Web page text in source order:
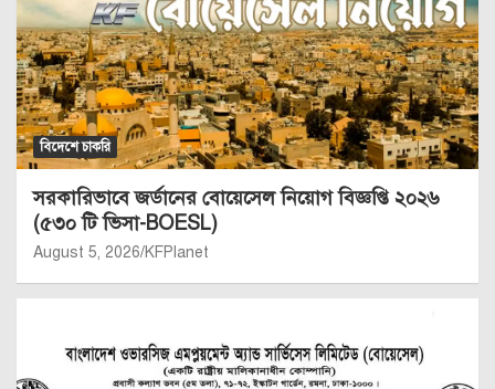
বিদেশে চাকরি
সরকারিভাবে জর্ডানের বোয়েসেল নিয়োগ বিজ্ঞপ্তি ২০২৬
(৫৩০ টি ভিসা-BOESL)
August 5, 2026 KFPlanet